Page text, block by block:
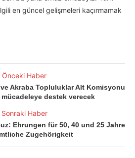
en güncel gelişmeleri kaçırmamak
Önceki Haber
ve Akraba Topluluklar Alt Komisyonu
destek verecek
Sonraki Haber
Ehrungen für 50, 40 und 25 Jahre
Zugehörigkeit